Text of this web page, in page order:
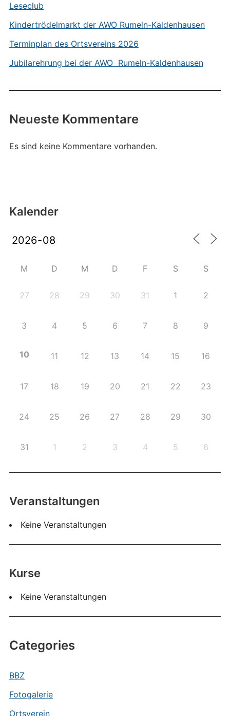
Leseclub
Kindertrödelmarkt der AWO Rumeln-Kaldenhausen
Terminplan des Ortsvereins 2026
Jubilarehrung bei der AWO Rumeln-Kaldenhausen
Neueste Kommentare
Es sind keine Kommentare vorhanden.
Kalender
M D M D F S S
27 28 29 30 31 1 2
3 4 5 6 7 8 9
10 11 12 13 14 15 16
17 18 19 20 21 22 23
24 25 26 27 28 29 30
31 1 2 3 4 5 6
Veranstaltungen
Keine Veranstaltungen
Kurse
Keine Veranstaltungen
Categories
BBZ
Fotogalerie
Ortsverein